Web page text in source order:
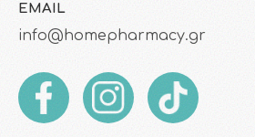
EMAIL
info@homepharmacy.gr